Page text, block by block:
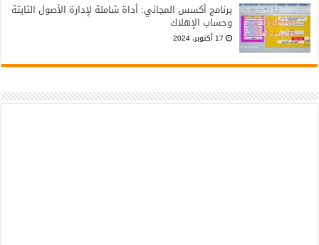
برنامج أكسس المجاني: أداة شاملة لإدارة الأصول الثابتة
وحساب الإهلاك
17 أكتوبر، 2024